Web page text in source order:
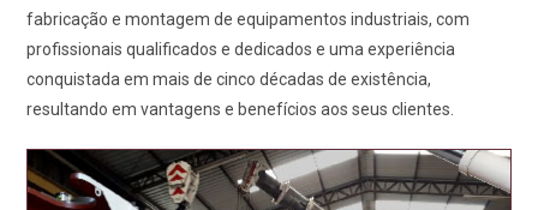
fabricação e montagem de equipamentos industriais, com
profissionais qualificados e dedicados e uma experiência
conquistada em mais de cinco décadas de existência,
resultando em vantagens e benefícios aos seus clientes.